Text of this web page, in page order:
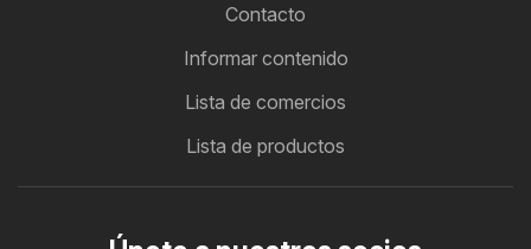
Contacto
Informar contenido
Lista de comercios
Lista de productos